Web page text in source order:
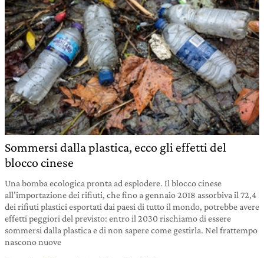
Sommersi dalla plastica, ecco gli effetti del
blocco cinese
Una bomba ecologica pronta ad esplodere. Il blocco cinese
all’importazione dei rifiuti, che fino a gennaio 2018 assorbiva il 72,4
dei rifiuti plastici esportati dai paesi di tutto il mondo, potrebbe avere
effetti peggiori del previsto: entro il 2030 rischiamo di essere
sommersi dalla plastica e di non sapere come gestirla. Nel frattempo
nascono nuove